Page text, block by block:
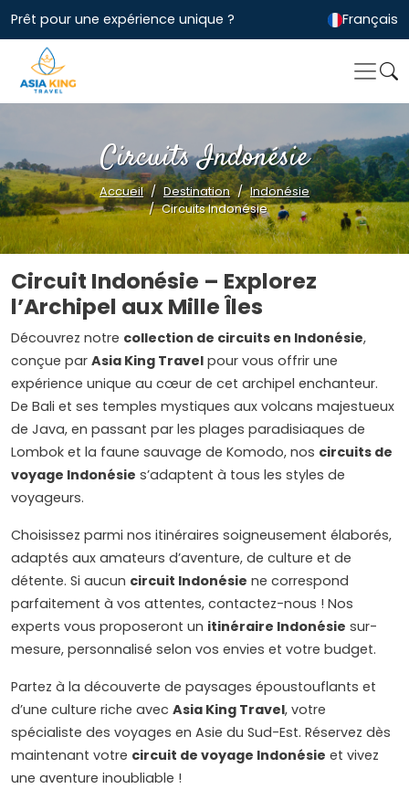
Prêt pour une expérience unique ? Français
Circuits Indonésie
Accueil Destination
Indonésie
Circuits Indonésie
Circuit Indonésie – Explorez
l’Archipel aux Mille Îles
Découvrez notre collection de circuits en Indonésie,
conçue par Asia King Travel pour vous offrir une
expérience unique au cœur de cet archipel enchanteur.
De Bali et ses temples mystiques aux volcans majestueux
de Java, en passant par les plages paradisiaques de
Lombok et la faune sauvage de Komodo, nos circuits de
voyage Indonésie s’adaptent à tous les styles de
voyageurs.
Choisissez parmi nos itinéraires soigneusement élaborés,
adaptés aux amateurs d’aventure, de culture et de
détente. Si aucun circuit Indonésie ne correspond
parfaitement à vos attentes, contactez-nous ! Nos
experts vous proposeront un itinéraire Indonésie sur-
mesure, personnalisé selon vos envies et votre budget.
Partez à la découverte de paysages époustouflants et
d’une culture riche avec Asia King Travel, votre
spécialiste des voyages en Asie du Sud-Est. Réservez dès
maintenant votre circuit de voyage Indonésie et vivez
une aventure inoubliable !